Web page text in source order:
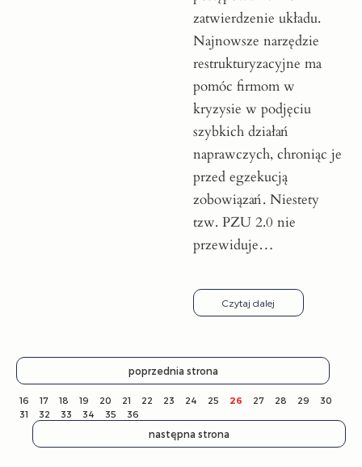
zatwierdzenie układu.
Najnowsze narzędzie
restrukturyzacyjne ma
pomóc firmom w
kryzysie w podjęciu
szybkich działań
naprawczych, chroniąc je
przed egzekucją
zobowiązań. Niestety
tzw. PZU 2.0 nie
przewiduje…
Czytaj dalej
poprzednia strona
16 17 18 19 20 21 22 23 24 25 26 27 28 29
30
31
32 33 34 35 36
następna strona